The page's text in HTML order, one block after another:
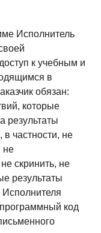
Исполнитель
к учебным и
в
обязан:
которые
результаты
в частности, не
не
скринить, не
результаты
Исполнителя
код